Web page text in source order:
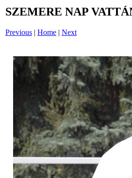
SZEMERE NAP
Previous | Home | Next